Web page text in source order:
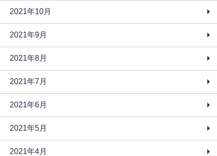
2021年10月
2021年9月
2021年8月
2021年7月
2021年6月
2021年5月
2021年4月